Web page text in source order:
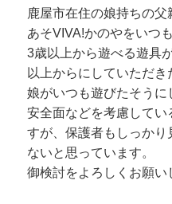
鹿屋市在住の娘持ちの父
あそVIVA!かのやをいつ
3歳以上から遊べる遊具
以上からにしていただき
娘がいつも遊びたそうに
安全面などを考慮してい
すが、保護者もしっか
ないと思っています。
御検討をよろしくお願い